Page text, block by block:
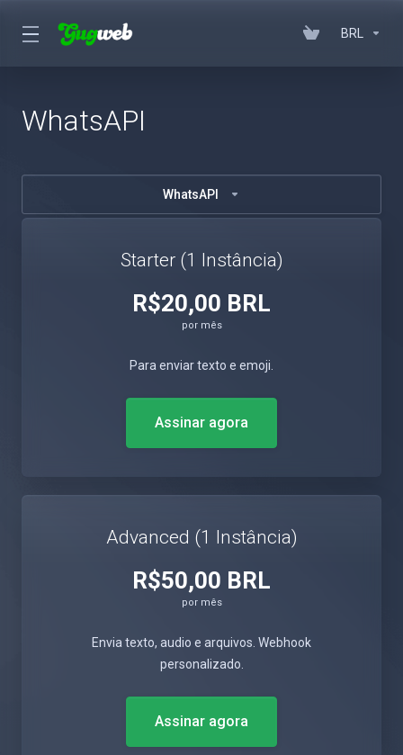
BRL
WhatsAPI
WhatsAPI
Starter (1 Instância)
R$20,00 BRL
por mês
Para enviar texto e emoji.
Assinar agora
Advanced (1 Instância)
R$50,00 BRL
por mês
Envia texto, audio e arquivos. Webhook
personalizado.
Assinar agora